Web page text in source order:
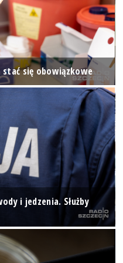
stać się obowiązkowe
i jedzenia. Służby